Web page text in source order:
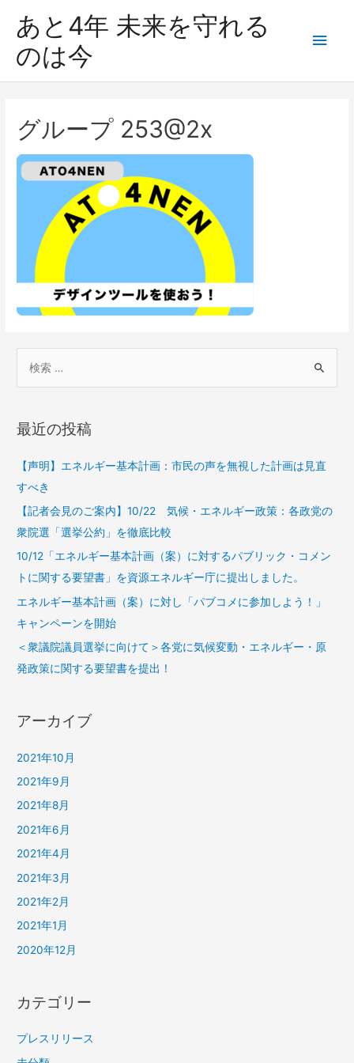
あと4年 未来を守れる
のは今
グループ 253@2x
最近の投稿
【声明】エネルギー基本計画：市民の声を無視した計画は見直
すべき
【記者会見のご案内】10/22 気候・エネルギー政策：各政党の
衆院選「選挙公約」を徹底比較
10/12「エネルギー基本計画（案）に対するパブリック・コメン
トに関する要望書」を資源エネルギー庁に提出しました。
エネルギー基本計画（案）に対し「パブコメに参加しよう！」
キャンペーンを開始
＜衆議院議員選挙に向けて＞各党に気候変動・エネルギー・原
発政策に関する要望書を提出！
アーカイブ
2021年10月
2021年9月
2021年8月
2021年6月
2021年4月
2021年3月
2021年2月
2021年1月
2020年12月
カテゴリー
プレスリリース